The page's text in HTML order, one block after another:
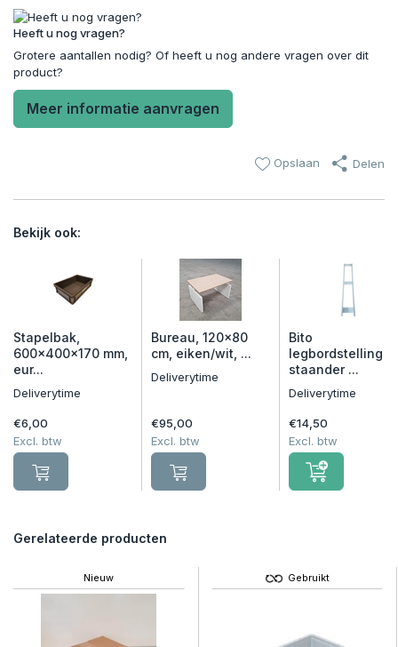
Heeft u nog vragen?
Grotere aantallen nodig? Of heeft u nog andere vragen over dit
product?
Meer informatie aanvragen
Opslaan Delen
Bekijk ook:
Stapelbak,
600x400x170 mm,
eur...
Deliverytime
€6,00
Excl. btw
Bureau, 120x80
cm, eiken/wit, ...
Deliverytime
€95,00
Excl. btw
Bito
legbordstelling
staander ...
Deliverytime
€14,50
Excl. btw
Gerelateerde producten
Nieuw Gebruikt